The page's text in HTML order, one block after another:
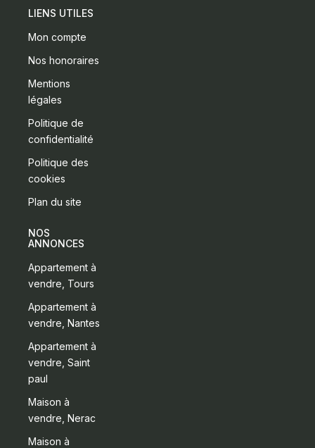
LIENS UTILES
Mon compte
Nos honoraires
Mentions
légales
Politique de
confidentialité
Politique des
cookies
Plan du site
NOS
ANNONCES
Appartement à
vendre, Tours
Appartement à
vendre, Nantes
Appartement à
vendre, Saint
paul
Maison à
vendre, Nerac
Maison à